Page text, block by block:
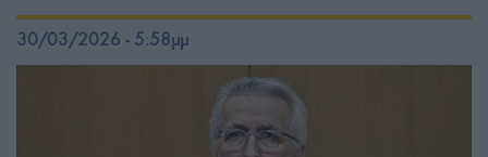
30/03/2026 - 5:58μμ